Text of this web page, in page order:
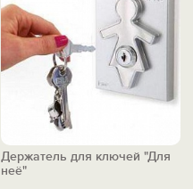
Держатель для ключей "Для
неё"